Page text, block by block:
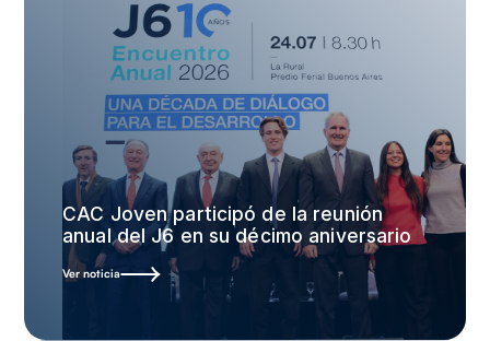
CAC Joven participó de la reunión
anual del J6 en su décimo aniversario
Ver noticia